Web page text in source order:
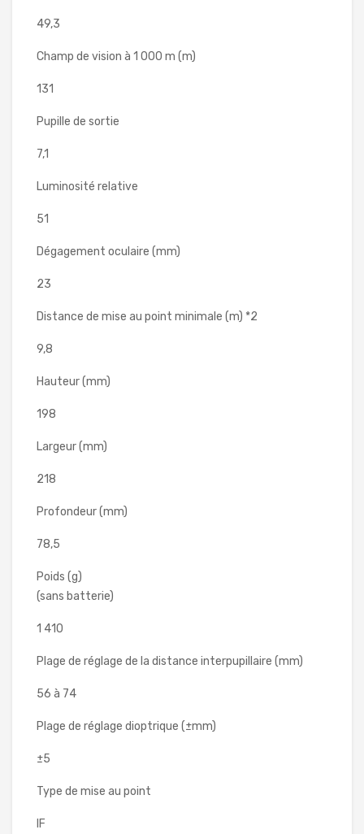
49,3
Champ de vision à 1 000 m (m)
131
Pupille de sortie
7,1
Luminosité relative
51
Dégagement oculaire (mm)
23
Distance de mise au point minimale (m) *2
9,8
Hauteur (mm)
198
Largeur (mm)
218
Profondeur (mm)
78,5
Poids (g)
(sans batterie)
1 410
Plage de réglage de la distance interpupillaire (mm)
56 à 74
Plage de réglage dioptrique (±mm)
±5
Type de mise au point
IF